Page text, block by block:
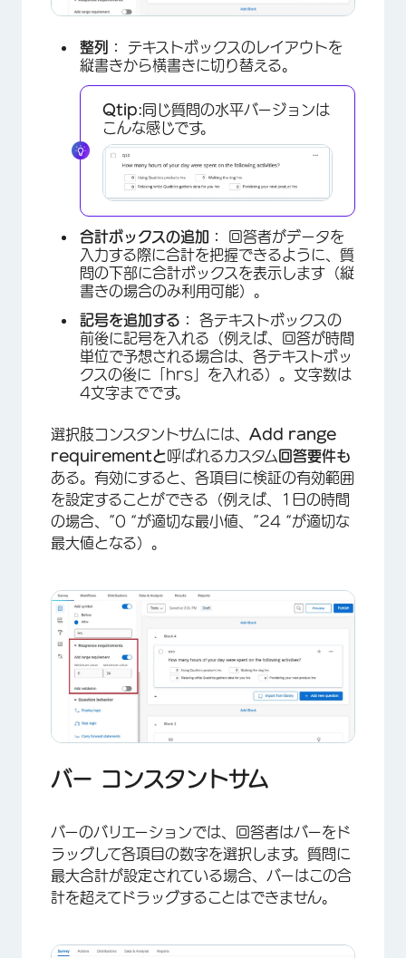
×
整列： テキストボックスのレイアウトを
縦書きから横書きに切り替える。
Qtip:同じ質問の水平バージョンは
こんな感じです。
×
合計ボックスの追加：
回答者がデータを
入力する際に合計を把握できるように、質
問の下部に合計ボックスを表示します（縦
書きの場合のみ利用可能）。
記号を追加する： 各テキストボックスの
前後に記号を入れる（例えば、回答が時間
単位で予想される場合は、各テキストボッ
クスの後に「hrs」を入れる）。文字数は
4文字までです。
選択肢コンスタントサムには、 Add range
requirementと 呼ばれるカスタム 回答要件も
ある。有効にすると、各項目に検証の有効範囲
を設定することができる（例えば、1日の時間
の場合、”0 “が適切な最小値、”24 “が適切な
最大値となる）。
バー コンスタントサム
バーのバリエーションでは、回答者はバーをド
ラッグして各項目の数字を選択します。質問に
最大合計が設定されている場合、バーはこの合
計を超えてドラッグすることはできません。